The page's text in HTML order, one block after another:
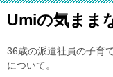
Umiの気まま
36歳の派遣社員の子育
について。